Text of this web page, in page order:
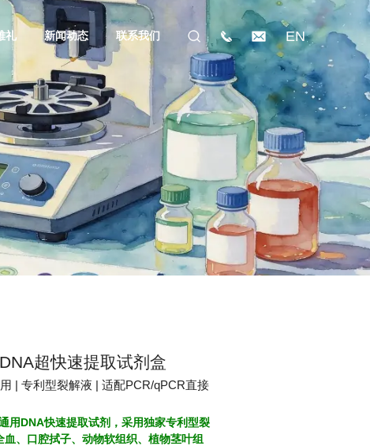
礼 新闻动态 联系我们 EN
超快速提取试剂盒
| 专利型裂解液 | 适配PCR/qPCR直接
用DNA快速提取试剂，采用独家专利型裂
、口腔拭子、动物软组织、植物茎叶组